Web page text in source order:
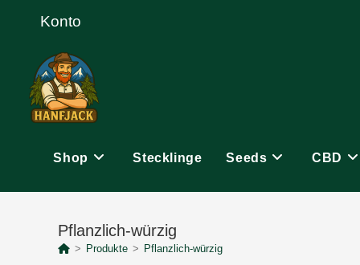
Konto
Shop Stecklinge Seeds CBD
Pflanzlich-würzig
> Produkte > Pflanzlich-würzig